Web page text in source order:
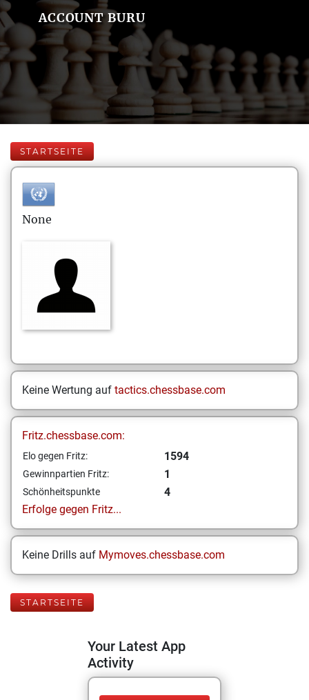
ACCOUNT BURU
STARTSEITE
None
Keine Wertung auf tactics.chessbase.com
Fritz.chessbase.com:
Elo gegen Fritz: 1594
Gewinnpartien Fritz: 1
Schönheitspunkte
4
Erfolge gegen Fritz...
Keine Drills auf Mymoves.chessbase.com
STARTSEITE
Your Latest App
Activity